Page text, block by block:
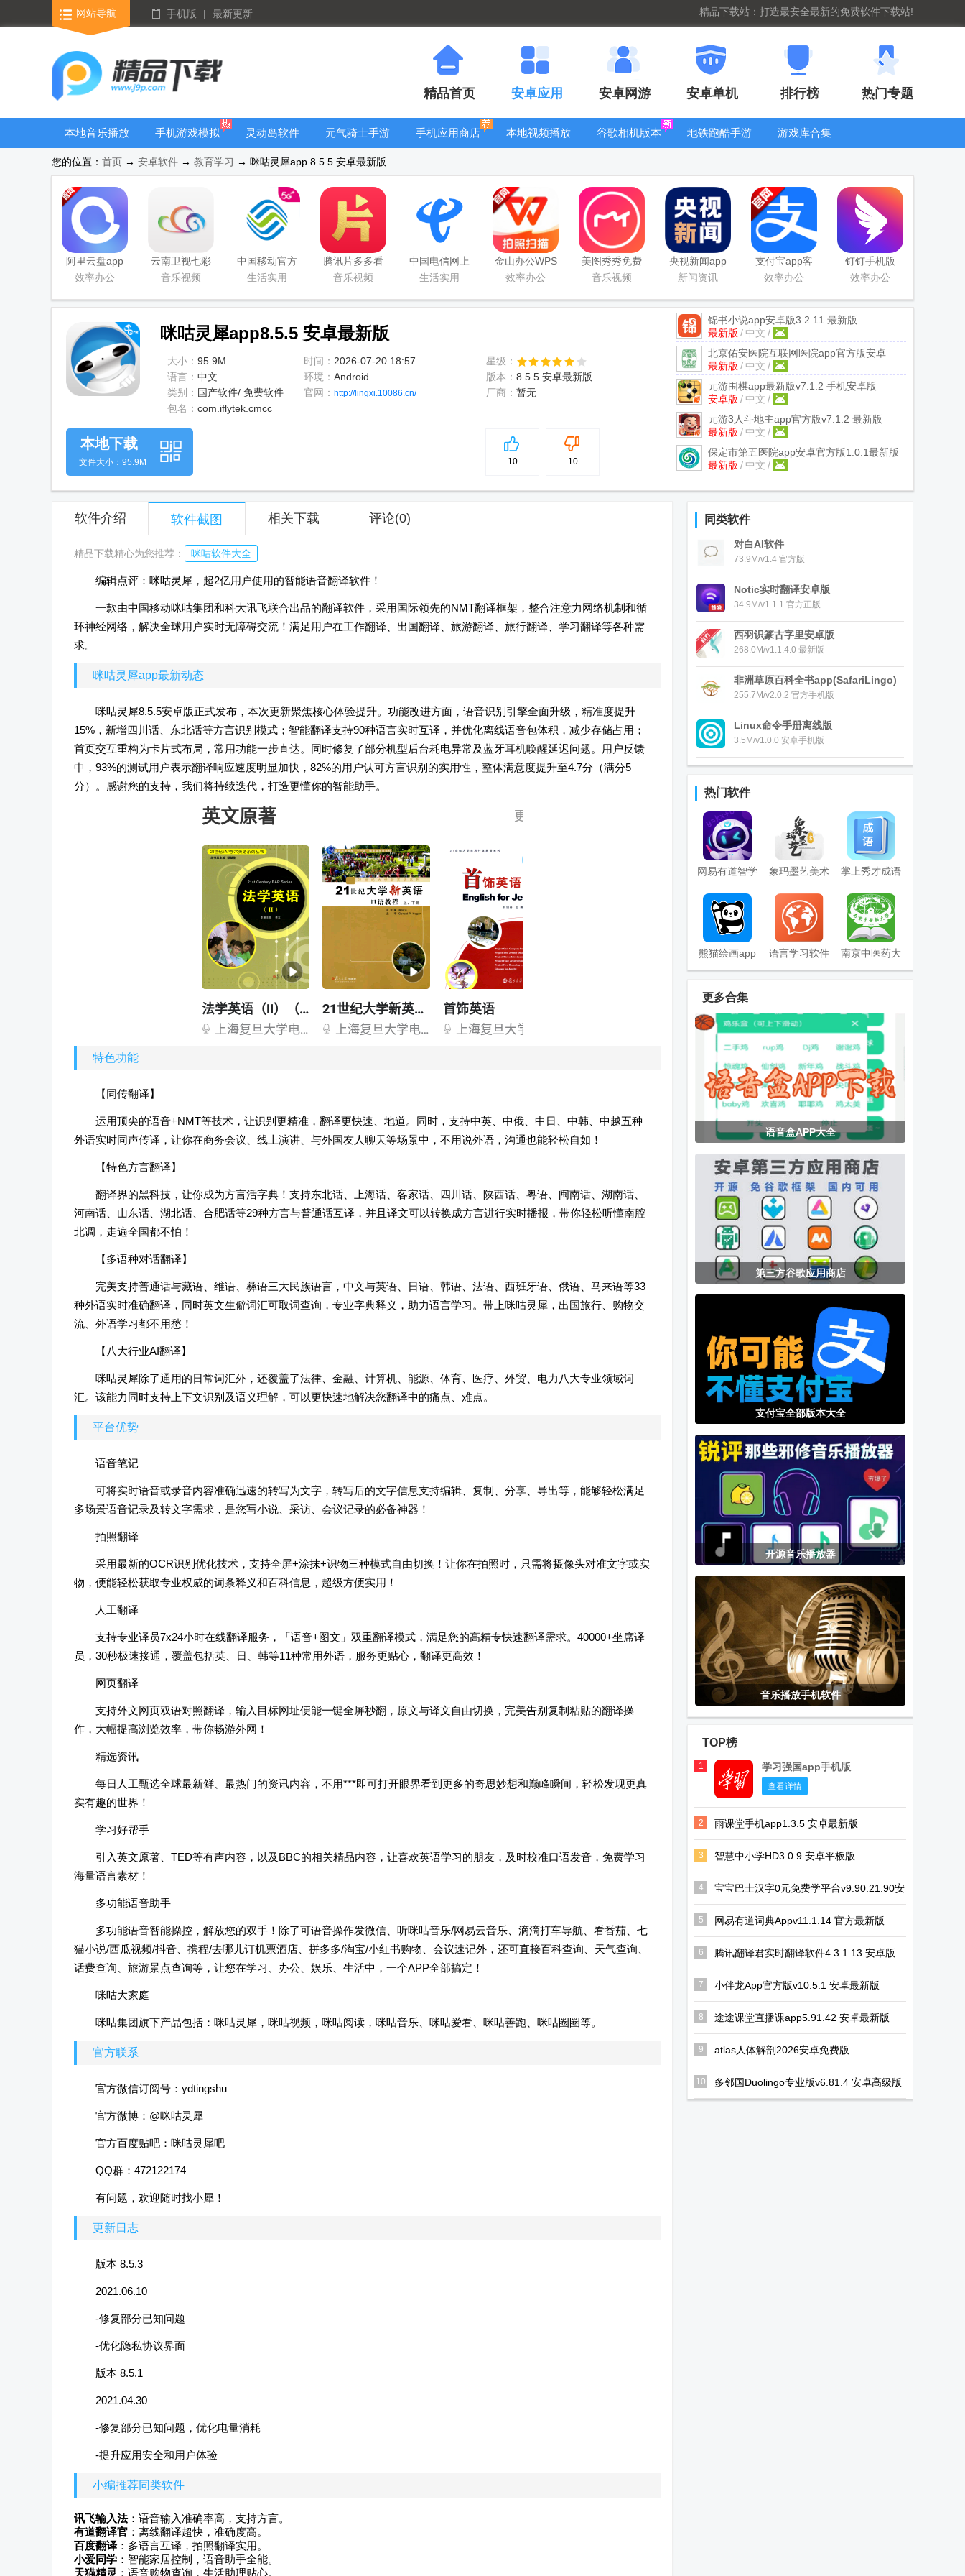
网站导航 手机版 | 最新更新 精品下载站：打造最安全最新的免费软件下载站!
精品首页 安卓应用 安卓网游 安卓单机 排行榜 热门专题
本地音乐播放
手机游戏模拟
器安卓版合集
灵动岛软件
元气骑士手游
大全
手机应用商店
本地视频播放
谷歌相机版本
地铁跑酷手游
游戏库合集
看器
您的位置： 首页 → 安卓软件 → 教育学习 → 咪咕灵犀app 8.5.5 安卓最新版
阿里云盘app
官方版
效率办公
云南卫视七彩
云端app
音乐视频
中国移动官方
营业厅
生活实用
腾讯片多多看
剧官方正版
音乐视频
中国电信网上
营业厅
生活实用
金山办公WPS
Office手机官
效率办公
美图秀秀免费
无限制vip版
音乐视频
央视新闻app
移动版客户端
新闻资讯
支付宝app客
户端
效率办公
钉钉手机版
app
效率办公
咪咕灵犀app8.5.5 安卓最新版
大小： 95.9M 时间： 2026-07-20 18:57
星级：
语言： 中文 环境： Android 版本： 8.5.5 安卓最新版
类别： 国产软件/ 免费软件 官网： http://lingxi.10086.cn/ 厂商： 暂无
包名： com.iflytek.cmcc
锦书小说app安卓版3.2.11 最新版
最新版 / 中文 /
北京佑安医院互联网医院app官方版安卓
1.1.5最新版
最新版 / 中文 /
元游围棋app最新版v7.1.2 手机安卓版
安卓版 / 中文 /
元游3人斗地主app官方版v7.1.2 最新版
最新版 / 中文 /
保定市第五医院app安卓官方版1.0.1最新版
最新版 / 中文 /
5
10 10
本地下载
文件大小：95.9M
软件介绍 软件截图 相关下载 评论(0)
精品下载精心为您推荐： 咪咕软件大全
编辑点评：咪咕灵犀，超2亿用户使用的智能语音翻译软件！
一款由中国移动咪咕集团和科大讯飞联合出品的翻译软件，采用国际领先的NMT翻译框架，整合注意力网络机制和循
环神经网络，解决全球用户实时无障碍交流！满足用户在工作翻译、出国翻译、旅游翻译、旅行翻译、学习翻译等各种需
求。
咪咕灵犀app最新动态
咪咕灵犀8.5.5安卓版正式发布，本次更新聚焦核心体验提升。功能改进方面，语音识别引擎全面升级，精准度提升
15%，新增四川话、东北话等方言识别模式；智能翻译支持90种语言实时互译，并优化离线语音包体积，减少存储占用；
首页交互重构为卡片式布局，常用功能一步直达。同时修复了部分机型后台耗电异常及蓝牙耳机唤醒延迟问题。用户反馈
中，93%的测试用户表示翻译响应速度明显加快，82%的用户认可方言识别的实用性，整体满意度提升至4.7分（满分5
分）。感谢您的支持，我们将持续迭代，打造更懂你的智能助手。
特色功能
【同传翻译】
运用顶尖的语音+NMT等技术，让识别更精准，翻译更快速、地道。同时，支持中英、中俄、中日、中韩、中越五种
外语实时同声传译，让你在商务会议、线上演讲、与外国友人聊天等场景中，不用说外语，沟通也能轻松自如！
【特色方言翻译】
翻译界的黑科技，让你成为方言活字典！支持东北话、上海话、客家话、四川话、陕西话、粤语、闽南话、湖南话、
河南话、山东话、湖北话、合肥话等29种方言与普通话互译，并且译文可以转换成方言进行实时播报，带你轻松听懂南腔
北调，走遍全国都不怕！
【多语种对话翻译】
完美支持普通话与藏语、维语、彝语三大民族语言，中文与英语、日语、韩语、法语、西班牙语、俄语、马来语等33
种外语实时准确翻译，同时英文生僻词汇可取词查询，专业字典释义，助力语言学习。带上咪咕灵犀，出国旅行、购物交
流、外语学习都不用愁！
【八大行业AI翻译】
咪咕灵犀除了通用的日常词汇外，还覆盖了法律、金融、计算机、能源、体育、医疗、外贸、电力八大专业领域词
汇。该能力同时支持上下文识别及语义理解，可以更快速地解决您翻译中的痛点、难点。
平台优势
语音笔记
可将实时语音或录音内容准确迅速的转写为文字，转写后的文字信息支持编辑、复制、分享、导出等，能够轻松满足
多场景语音记录及转文字需求，是您写小说、采访、会议记录的必备神器！
拍照翻译
采用最新的OCR识别优化技术，支持全屏+涂抹+识物三种模式自由切换！让你在拍照时，只需将摄像头对准文字或实
物，便能轻松获取专业权威的词条释义和百科信息，超级方便实用！
人工翻译
支持专业译员7x24小时在线翻译服务，「语音+图文」双重翻译模式，满足您的高精专快速翻译需求。40000+坐席译
员，30秒极速接通，覆盖包括英、日、韩等11种常用外语，服务更贴心，翻译更高效！
网页翻译
支持外文网页双语对照翻译，输入目标网址便能一键全屏秒翻，原文与译文自由切换，完美告别复制粘贴的翻译操
作，大幅提高浏览效率，带你畅游外网！
精选资讯
每日人工甄选全球最新鲜、最热门的资讯内容，不用***即可打开眼界看到更多的奇思妙想和巅峰瞬间，轻松发现更真
实有趣的世界！
学习好帮手
引入英文原著、TED等有声内容，以及BBC的相关精品内容，让喜欢英语学习的朋友，及时校准口语发音，免费学习
海量语言素材！
多功能语音助手
多功能语音智能操控，解放您的双手！除了可语音操作发微信、听咪咕音乐/网易云音乐、滴滴打车导航、看番茄、七
猫小说/西瓜视频/抖音、携程/去哪儿订机票酒店、拼多多/淘宝/小红书购物、会议速记外，还可直接百科查询、天气查询、
话费查询、旅游景点查询等，让您在学习、办公、娱乐、生活中，一个APP全部搞定！
咪咕大家庭
咪咕集团旗下产品包括：咪咕灵犀，咪咕视频，咪咕阅读，咪咕音乐、咪咕爱看、咪咕善跑、咪咕圈圈等。
官方联系
官方微信订阅号：ydtingshu
官方微博：@咪咕灵犀
官方百度贴吧：咪咕灵犀吧
QQ群：472122174
有问题，欢迎随时找小犀！
更新日志
版本 8.5.3
2021.06.10
-修复部分已知问题
-优化隐私协议界面
版本 8.5.1
2021.04.30
-修复部分已知问题，优化电量消耗
-提升应用安全和用户体验
小编推荐同类软件
讯飞输入法：语音输入准确率高，支持方言。
有道翻译官 ：离线翻译超快，准确度高。
百度翻译 ：多语言互译，拍照翻译实用。
小爱同学 ：智能家居控制，语音助手全能。
天猫精灵 ：语音购物查询，生活助理贴心。
同类软件
对白AI软件
73.9M/v1.4 官方版
Notic实时翻译安卓版
34.9M/v1.1.1 官方正版
西羽识篆古字里安卓版
268.0M/v1.1.4.0 最新版
非洲草原百科全书app(SafariLingo)
255.7M/v2.0.2 官方手机版
Linux命令手册离线版
3.5M/v1.0.0 安卓手机版
热门软件
网易有道智学
app
象玛墨艺美术
书法学习app
安卓版
掌上秀才成语
学习软件
熊猫绘画app
软件
语言学习软件
Mondly
南京中医药大
学图书馆客户
东莞干部培训
云课堂app
江阴智慧云校
洪江市教育手
机版
EMBY安卓
app免费版
最新版
绿城集团绿小
服app
乘风TV电视版 玄武TV电视版
pxvr官方主页
下载
幻路搜索下载
虚拟大师内置
小红书app去
更多合集
语音盒APP大全
第三方谷歌应用商店
支付宝全部版本大全
开源音乐播放器
音乐播放手机软件
TOP榜
1 学习强国app手机版
查看详情
2 雨课堂手机app1.3.5 安卓最新版
3 智慧中小学HD3.0.9 安卓平板版
4
宝宝巴士汉字0元免费学平台v9.90.21.90安
卓手机版
5 网易有道词典Appv11.1.14 官方最新版
6 腾讯翻译君实时翻译软件4.3.1.13 安卓版
7 小伴龙App官方版v10.5.1 安卓最新版
8 途途课堂直播课app5.91.42 安卓最新版
9
atlas人体解剖2026安卓免费版
v2026.00.019 完整版
10 多邻国Duolingo专业版v6.81.4 安卓高级版